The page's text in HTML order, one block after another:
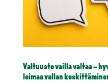
Valtuusto vailla valtaa –
leimaa vallan